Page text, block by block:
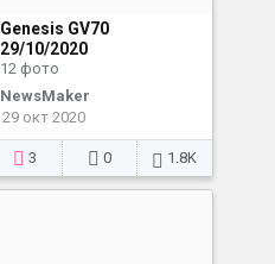
Genesis GV70
29/10/2020
12 фото
NewsMaker
29 окт 2020
3 0 1.8K